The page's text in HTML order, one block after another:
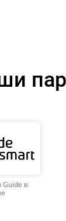
Guide в